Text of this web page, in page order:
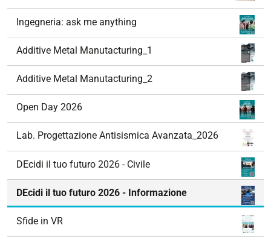
Ingegneria: ask me anything
Additive Metal Manutacturing_1
Additive Metal Manutacturing_2
Open Day 2026
Lab. Progettazione Antisismica Avanzata_2026
DEcidi il tuo futuro 2026 - Civile
DEcidi il tuo futuro 2026 - Informazione
Sfide in VR